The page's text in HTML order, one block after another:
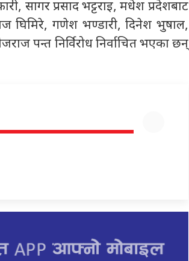
सागर प्रसाद भट्टराइ, मधेश प्रदेशबाट
घिमिरे, गणेश भण्डारी, दिनेश भुषाल,
पन्त निर्विरोध निर्वाचित भएका छन्